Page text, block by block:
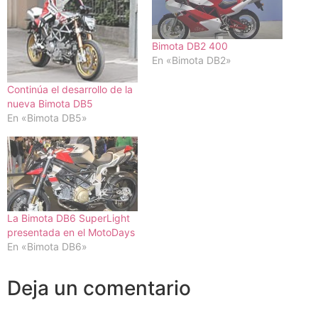
Continúa el desarrollo de la
nueva Bimota DB5
En «Bimota DB5»
Bimota DB2 400
En «Bimota DB2»
La Bimota DB6 SuperLight
presentada en el MotoDays
En «Bimota DB6»
Deja un comentario